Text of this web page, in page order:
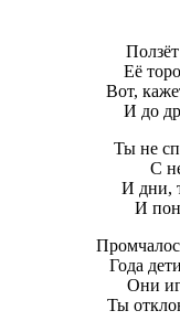
Её
Вот,
И до
Ты не
С
И дни,
И
Года
Они
Ты